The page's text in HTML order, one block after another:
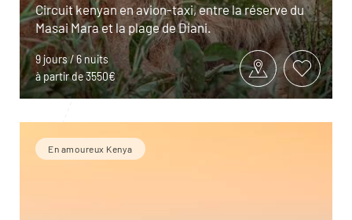
Circuit kenyan en avion-taxi, entre la réserve du
Masai Mara et la plage de Diani.
9 jours / 6 nuits
à partir de 3550€
En amoureux Kenya